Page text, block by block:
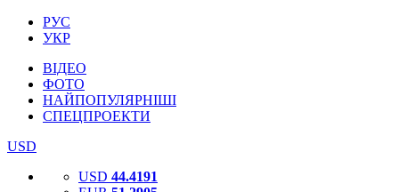
РУС
УКР
ВІДЕО
ФОТО
НАЙПОПУЛЯРНІШІ
СПЕЦПРОЕКТИ
USD
USD 44.4191